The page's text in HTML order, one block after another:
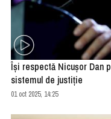
Îşi respectă Nicuşor Dan
sistemul de justiţie
01 oct 2025, 14:25